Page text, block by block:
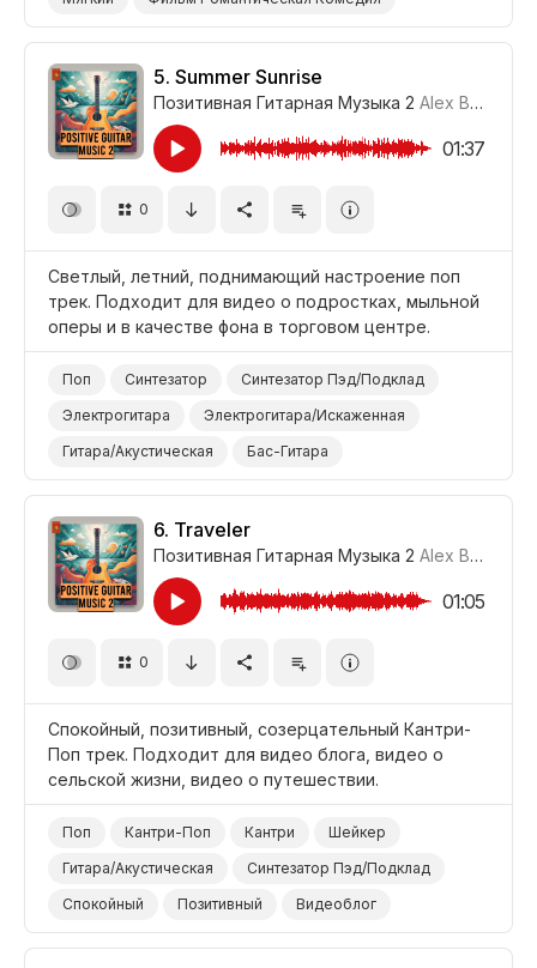
Комедия
5. Summer Sunrise
Позитивная Гитарная Музыка 2 Alex Borg
01:37
0
Светлый, летний, поднимающий настроение поп
трек. Подходит для видео о подростках, мыльной
оперы и в качестве фона в торговом центре.
Поп Синтезатор
Синтезатор Пэд/Подклад
Электрогитара
Электрогитара/Искаженная
Гитара/Акустическая
Бас-Гитара
Барабанная Установка
Веселый/Радостный
Оптимистичный
Счастливый
Поднимающий Настроение
Шопинг/Покупки
Фильм Мыльная Опера
Подросток
Фон Магазин/Супермаркет
6. Traveler
Позитивная Гитарная Музыка 2 Alex Borg
01:05
0
Спокойный, позитивный, созерцательный Кантри-
Поп трек. Подходит для видео блога, видео о
сельской жизни, видео о путешествии.
Поп Кантри-Поп Кантри
Шейкер
Гитара/Акустическая
Синтезатор Пэд/Подклад
Спокойный
Позитивный
Видеоблог
Сельская/Деревенская Местность
Путешествие